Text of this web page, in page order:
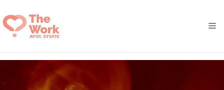
au
contenu